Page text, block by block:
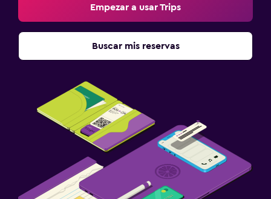
Empezar a usar Trips
Buscar mis reservas